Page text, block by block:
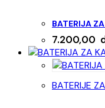
BATERIJA
7.200,00
BATERIJE